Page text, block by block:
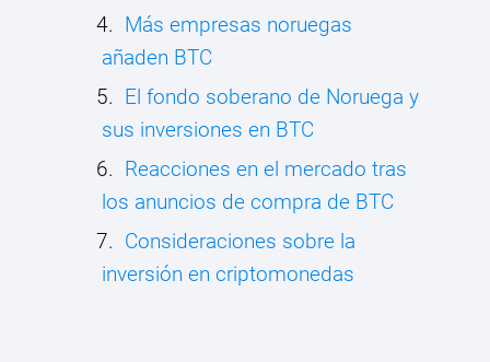
Más empresas noruegas
añaden BTC
El fondo soberano de Noruega y
sus inversiones en BTC
Reacciones en el mercado tras
los anuncios de compra de BTC
Consideraciones sobre la
inversión en criptomonedas